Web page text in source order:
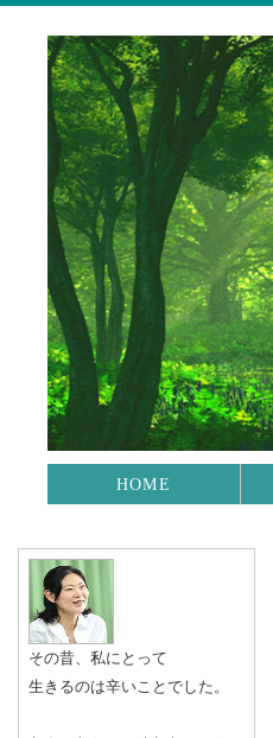
HOME
その昔、私にとって
生きるのは辛いことでした。